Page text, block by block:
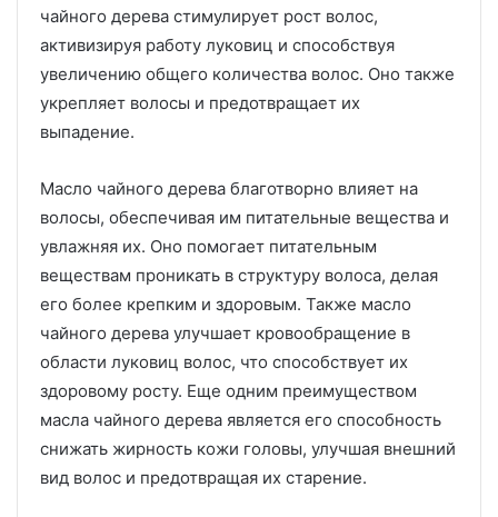
чайного дерева стимулирует рост волос,
активизируя работу луковиц и способствуя
увеличению общего количества волос. Оно также
укрепляет волосы и предотвращает их
выпадение.
Масло чайного дерева благотворно влияет на
волосы, обеспечивая им питательные вещества и
увлажняя их. Оно помогает питательным
веществам проникать в структуру волоса, делая
его более крепким и здоровым. Также масло
чайного дерева улучшает кровообращение в
области луковиц волос, что способствует их
здоровому росту. Еще одним преимуществом
масла чайного дерева является его способность
снижать жирность кожи головы, улучшая внешний
вид волос и предотвращая их старение.